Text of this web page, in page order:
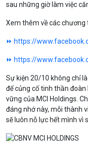
sau những giờ làm việc
Xem thêm về các chương
⏩ https://
⏩ https://
Sự kiện 20/10 không chỉ
để củng cố tinh thần
vững của MCI Holdings.
đáng nhớ này, mỗi thành
sẽ luôn nỗ lực hết mình vì